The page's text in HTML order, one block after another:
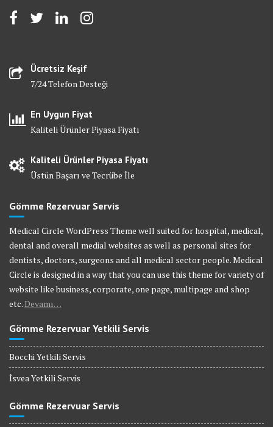
Ücretsiz Keşif
7/24 Telefon Desteği
En Uygun Fiyat
Kaliteli Ürünler Piyasa Fiyatı
Kaliteli Ürünler Piyasa Fiyatı
Üstün Başarı ve Tecrübe İle
Gömme Rezervuar Servis
Medical Circle WordPress Theme well suited for hospital, medical,
dental and overall medial websites as well as personal sites for
dentists, doctors, surgeons and all medical sector people. Medical
Circle is designed in a way that you can use this theme for variety of
website like business, corporate, one page, multipage and shop
etc.Devamı…
Gömme Rezervuar Yetkili Servis
Bocchi Yetkili Servis
İsvea Yetkili Servis
Gömme Rezervuar Servis